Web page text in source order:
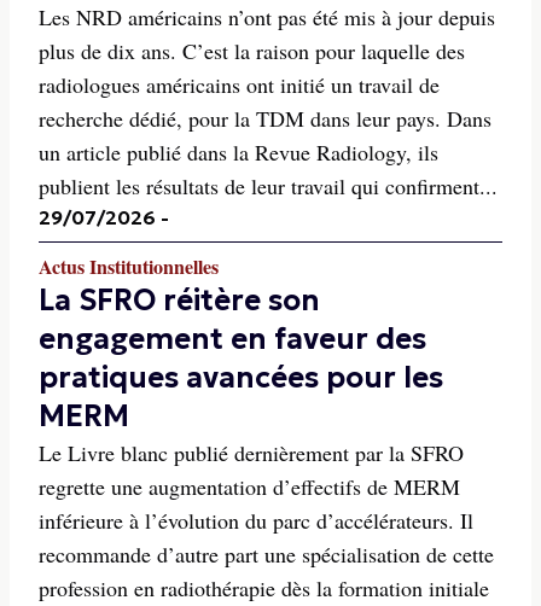
Les NRD américains n’ont pas été mis à jour depuis
plus de dix ans. C’est la raison pour laquelle des
radiologues américains ont initié un travail de
recherche dédié, pour la TDM dans leur pays. Dans
un article publié dans la Revue Radiology, ils
publient les résultats de leur travail qui confirment...
29/07/2026 -
Actus Institutionnelles
La SFRO réitère son
engagement en faveur des
pratiques avancées pour les
MERM
Le Livre blanc publié dernièrement par la SFRO
regrette une augmentation d’effectifs de MERM
inférieure à l’évolution du parc d’accélérateurs. Il
recommande d’autre part une spécialisation de cette
profession en radiothérapie dès la formation initiale